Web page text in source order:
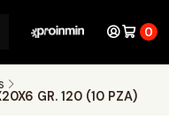
0
GR. 120 (10 PZA)